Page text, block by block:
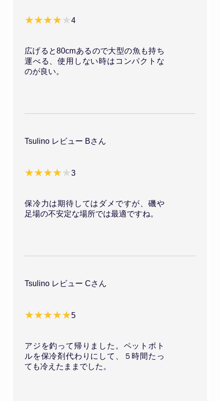
4
広げると80cmあるので大型の魚も持ち
運べる、使用しない時はコンパクトな
のが良い。
Tsulino レビュー Bさん
3
保冷力は期待してはダメですが、磯や
足場の不安定な場所では最適ですね。
Tsulino レビュー Cさん
5
アジを釣って帰りました。ペットボト
ルを保冷剤代わりにして、５時間たっ
ても冷えたままでした。